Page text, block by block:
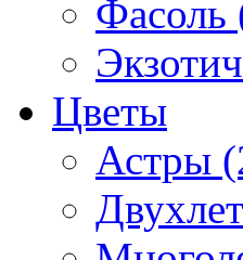
Фасоль
Цветы
Астры